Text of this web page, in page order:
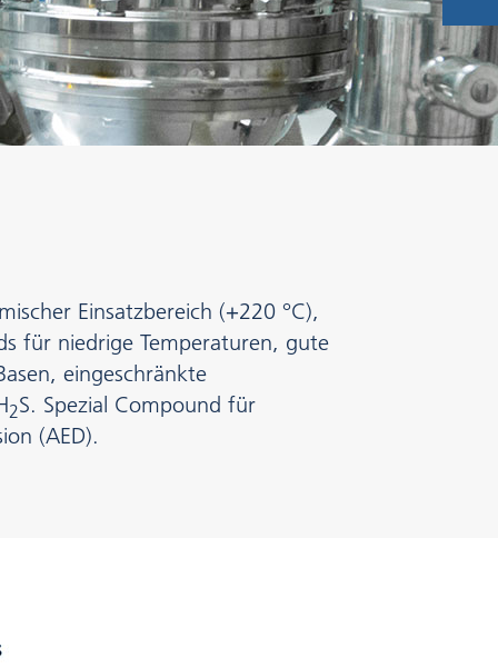
Einsatzbereich (+220 °C),
für niedrige Temperaturen, gute
eingeschränkte
2S. Spezial Compound für
(AED).